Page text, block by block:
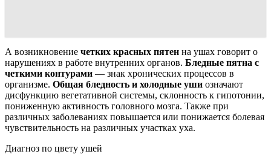
А возникновение четких красных пятен на ушах говорит о
нарушениях в работе внутренних органов. Бледные пятна с
четкими контурами — знак хронических процессов в
организме. Общая бледность и холодные уши означают
дисфункцию вегетативной системы, склонность к гипотонии,
пониженную активность головного мозга. Также при
различных заболеваниях повышается или понижается болевая
чувствительность на различных участках уха.
Диагноз по цвету ушей